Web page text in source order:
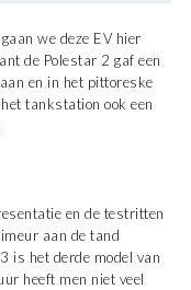
we deze EV hier
de Polestar 2 gaf een
en in het pittoreske
tankstation ook een
en de testritten
aan de tand
is het derde model van
heeft men niet veel